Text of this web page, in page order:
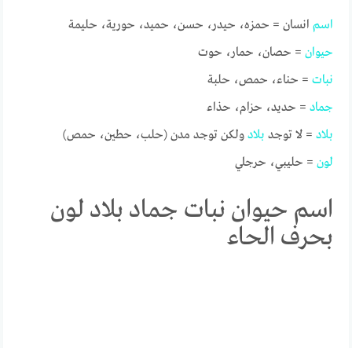
اسم انسان = حمزه، حيدر، حسن، حميد، حورية، حليمة
حيوان = حصان، حمار، حوت
نبات = حناء، حمص، حلبة
جماد = حديد، حزام، حذاء
بلاد = لا توجد بلاد ولكن توجد مدن (حلب، حطين، حمص)
لون = حليبي، حرجلي
اسم حيوان نبات جماد بلاد لون
بحرف الحاء